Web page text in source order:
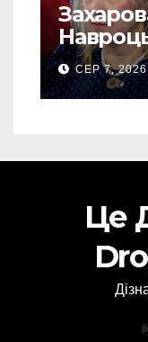
щоСЕР 7, 2026
Це